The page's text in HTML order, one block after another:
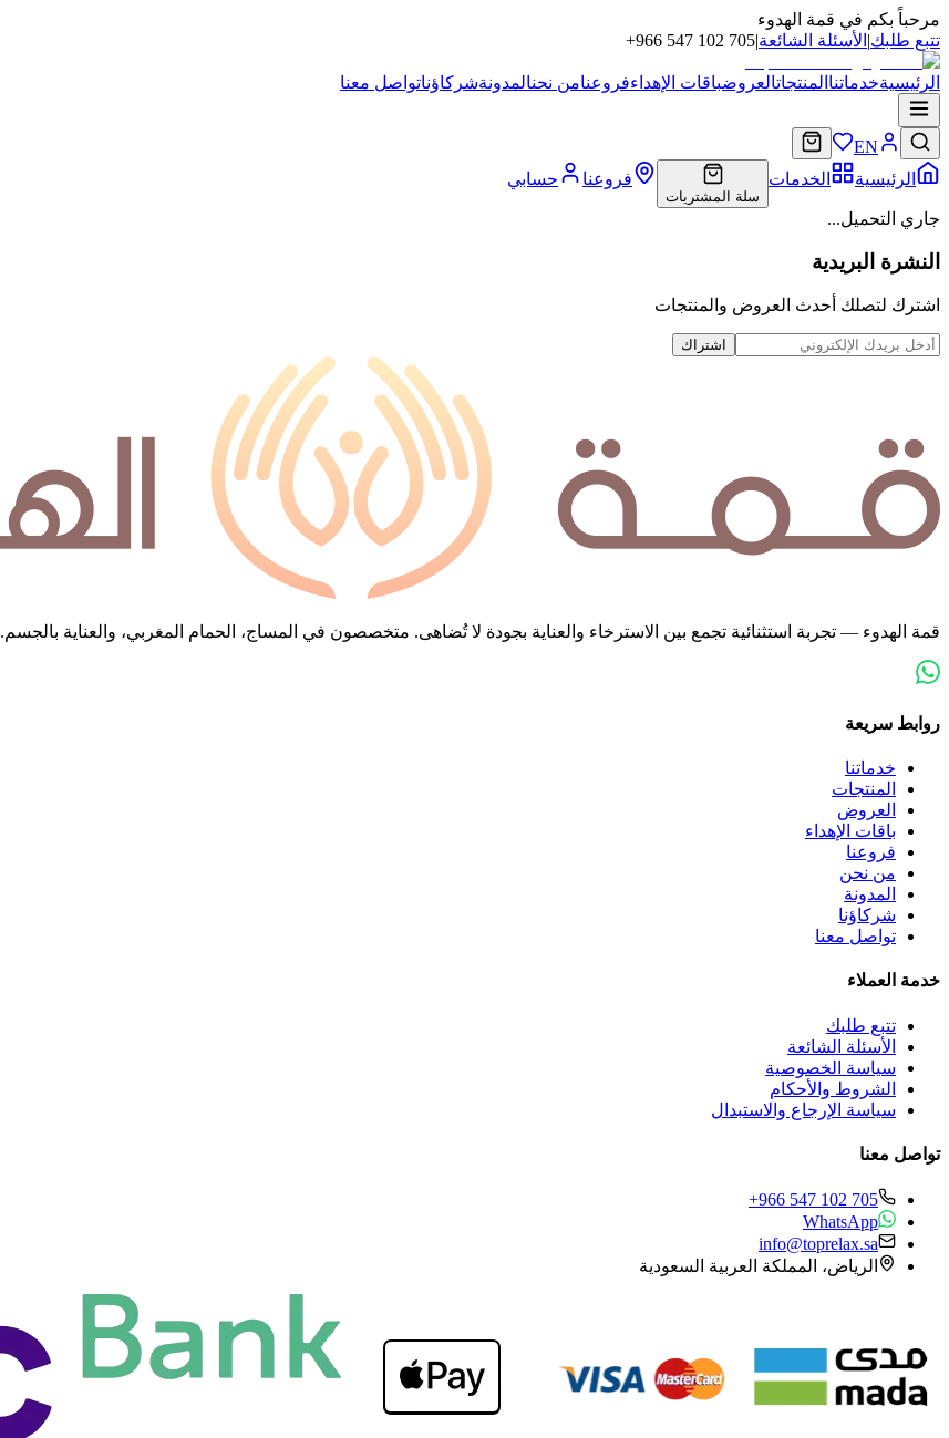
مرحباً بكم في قمة الهدوء
تتبع طلبك| الأسئلة الشائعة|
+966 547 102 705
الرئيسيةخدماتنا المنتجاتالعروضباقات الإهداءفروعنامن نحنالمدونةشركاؤناتواصل معنا
EN
الرئيسية
الخدمات
سلة المشتريات
فروعنا حسابي
جاري التحميل...
النشرة البريدية
اشترك لتصلك أحدث العروض والمنتجات
اشتراك
قمة الهدوء — تجربة استثنائية تجمع بين الاسترخاء والعناية بجودة لا تُضاهى. متخصصون في المساج، الحمام المغربي، والعناية بالجسم.
روابط سريعة
خدماتنا
المنتجات
العروض
باقات الإهداء
فروعنا
من نحن
المدونة
شركاؤنا
تواصل معنا
خدمة العملاء
تتبع طلبك
الأسئلة الشائعة
سياسة الخصوصية
الشروط والأحكام
سياسة الإرجاع والاستبدال
تواصل معنا
+966 547 102 705
WhatsApp
info@toprelax.sa
الرياض، المملكة العربية السعودية